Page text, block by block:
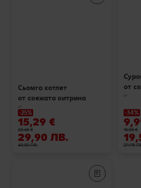
Сьомга котлет
от свежата витрина
кг
-25%
15,29 €
20,45 €
29,90 ЛВ.
40,00 ЛВ.
от
кг
-34%
15,33 €
29,98